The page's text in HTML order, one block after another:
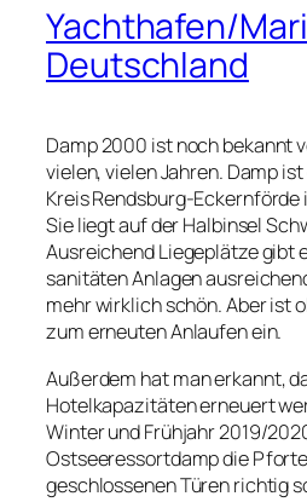
Yachthafen/
Deutschland
Damp 2000 ist noch bekannt
vielen, vielen Jahren. Damp
Kreis Rendsburg-
Sie liegt auf der Halbinsel
Ausreichend Liegeplätze gibt
sanitäten Anlagen
mehr wirklich schön. Aber ist
zum erneuten Anlaufen ein.
Außerdem hat man erkannt,
Hotelkapazitäten erneuert
Winter und Frühjahr 2019/
Ostseeressortdamp die
geschlossenen Türen richtig